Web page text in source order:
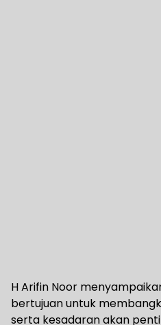
H Arifin Noor
bertujuan untuk
serta kesadaran akan